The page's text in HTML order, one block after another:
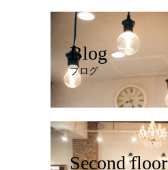
Blog
ブログ
Second floor